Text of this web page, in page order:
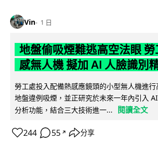
Vin 1 日
地盤偷吸煙難逃高空法眼
感無人機 擬加 AI 人臉識別
勞工處投入配備熱感應鏡頭的小型無人機進
地盤違例吸煙，並正研究於未來一年內引入
分析功能，結合三大技術進一...
閱讀全文
244 55 ↗ 分享